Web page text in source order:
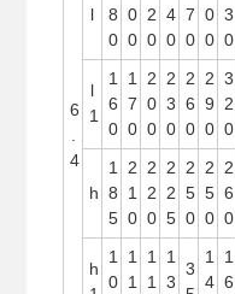
6
4
l
8
0
0
0
2
0
4
0
7
0
0
0
3
0
l
1
1
6
0
1
7
0
2
0
0
2
3
0
2
6
0
2
9
0
3
2
0
h
1
8
5
2
1
0
2
2
0
2
2
5
2
5
0
2
5
0
2
6
0
h
1
0
1
1
1
1
1
3
3
1
4
1
6